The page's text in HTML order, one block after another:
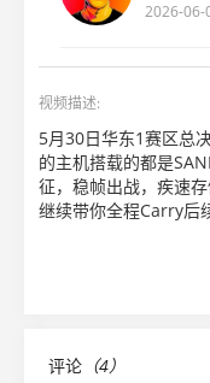
2026-06-
视频描述:
5月30日华东1赛区总
的主机搭载的都是
征，稳帧出战，疾速
继续带你全程Carry后
评论 （4）